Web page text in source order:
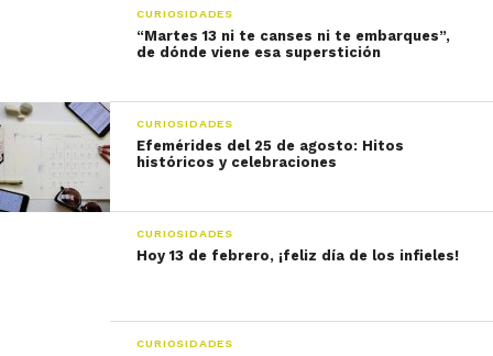
CURIOSIDADES
“Martes 13 ni te canses ni te embarques”,
de dónde viene esa superstición
CURIOSIDADES
Efemérides del 25 de agosto: Hitos
históricos y celebraciones
CURIOSIDADES
Hoy 13 de febrero, ¡feliz día de los infieles!
CURIOSIDADES